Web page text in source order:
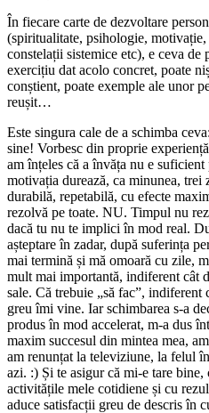
În fiecare carte de dezvoltare
(spiritualitate, psihologie,
constelații sistemice etc), e ceva de
exercițiu dat acolo concret, poate
conștient, poate exemple ale unor
reușit…
Este singura cale de a schimba
sine! Vorbesc din proprie
am înțeles că a învăța nu e
motivația durează, ca minunea,
durabilă, repetabilă, cu efecte
rezolvă pe toate. NU. Timpul nu
dacă tu nu te implici în mod real.
așteptare în zadar, după suferința
mai termină și mă omoară cu zile,
mult mai importantă, indiferent cât
sale. Că trebuie „să fac”, indiferent
greu îmi vine. Iar schimbarea s-a
produs în mod accelerat, m-a dus
maxim succesul din mintea mea,
am renunțat la televiziune, la felul
azi. :) Și te asigur că mi-e tare
activitățile mele cotidiene și cu
aduce satisfacții greu de descris în